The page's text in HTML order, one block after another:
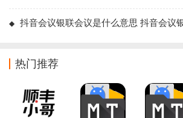
抖音会议银联会议是什么意思 抖音会议
热门推荐